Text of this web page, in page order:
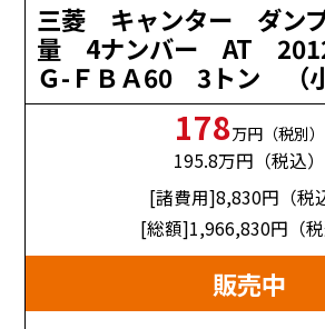
三菱 キャンター ダン
量 4ナンバー AT
Ｇ-ＦＢＡ60 3トン （小
178万円（税別）
195.8万円（税込）
[諸費用]8,830円（税
[総額]1,966,830円（税
販売中